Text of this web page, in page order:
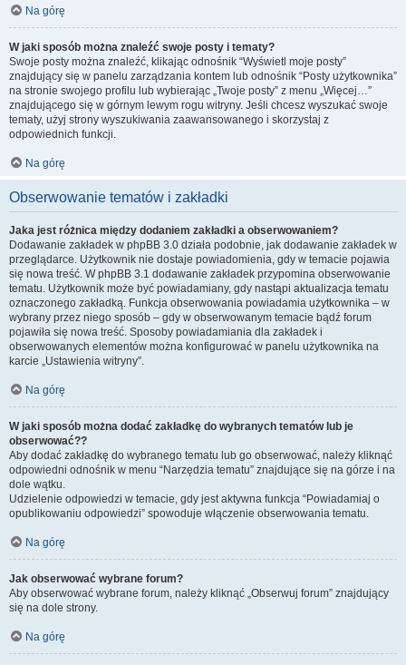
Na górę
W jaki sposób można znaleźć swoje posty i tematy?
Swoje posty można znaleźć, klikając odnośnik “Wyświetl moje posty”
znajdujący się w panelu zarządzania kontem lub odnośnik “Posty użytkownika”
na stronie swojego profilu lub wybierając „Twoje posty” z menu „Więcej…”
znajdującego się w górnym lewym rogu witryny. Jeśli chcesz wyszukać swoje
tematy, użyj strony wyszukiwania zaawansowanego i skorzystaj z
odpowiednich funkcji.
Na górę
Obserwowanie tematów i zakładki
Jaka jest różnica między dodaniem zakładki a obserwowaniem?
Dodawanie zakładek w phpBB 3.0 działa podobnie, jak dodawanie zakładek w
przeglądarce. Użytkownik nie dostaje powiadomienia, gdy w temacie pojawia
się nowa treść. W phpBB 3.1 dodawanie zakładek przypomina obserwowanie
tematu. Użytkownik może być powiadamiany, gdy nastąpi aktualizacja tematu
oznaczonego zakładką. Funkcja obserwowania powiadamia użytkownika – w
wybrany przez niego sposób – gdy w obserwowanym temacie bądź forum
pojawiła się nowa treść. Sposoby powiadamiania dla zakładek i
obserwowanych elementów można konfigurować w panelu użytkownika na
karcie „Ustawienia witryny”.
Na górę
W jaki sposób można dodać zakładkę do wybranych tematów lub je
obserwować??
Aby dodać zakładkę do wybranego tematu lub go obserwować, należy kliknąć
odpowiedni odnośnik w menu “Narzędzia tematu” znajdujące się na górze i na
dole wątku.
Udzielenie odpowiedzi w temacie, gdy jest aktywna funkcja “Powiadamiaj o
opublikowaniu odpowiedzi” spowoduje włączenie obserwowania tematu.
Na górę
Jak obserwować wybrane forum?
Aby obserwować wybrane forum, należy kliknąć „Obserwuj forum” znajdujący
się na dole strony.
Na górę